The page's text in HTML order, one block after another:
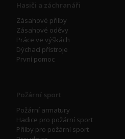
Hasiči a záchranáři
Zásahové přilby
Zásahové oděvy
Práce ve výškách
Dýchací přístroje
První pomoc
Požární sport
Požární armatury
Hadice pro požární sport
Přilby pro požární sport